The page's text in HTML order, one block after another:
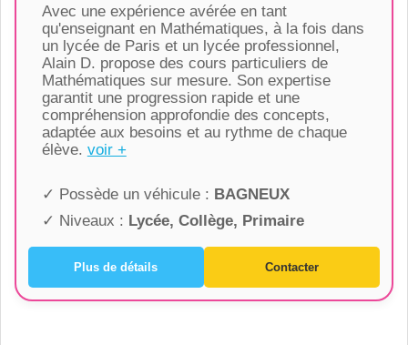
Avec une expérience avérée en tant
qu'enseignant en Mathématiques, à la fois dans
un lycée de Paris et un lycée professionnel,
Alain D. propose des cours particuliers de
Mathématiques sur mesure. Son expertise
garantit une progression rapide et une
compréhension approfondie des concepts,
adaptée aux besoins et au rythme de chaque
élève. voir +
✓ Possède un véhicule : BAGNEUX
✓ Niveaux : Lycée, Collège, Primaire
Plus de détails Contacter